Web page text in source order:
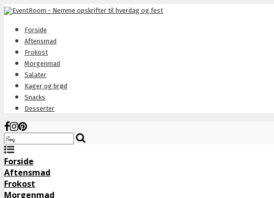
Forside
Aftensmad
Frokost
Morgenmad
Salater
Kager og brød
Snacks
Desserter
Forside
Aftensmad
Frokost
Morgenmad